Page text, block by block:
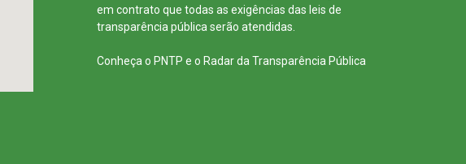
em contrato que todas as exigências das leis de
transparência pública serão atendidas.
Conheça o PNTP e o Radar da Transparência Pública